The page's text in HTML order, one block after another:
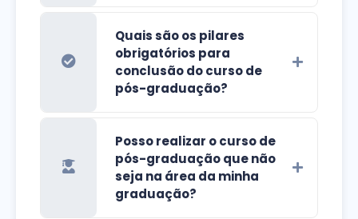
Quais são os pilares
obrigatórios para
conclusão do curso de
pós-graduação?
Posso realizar o curso de
pós-graduação que não
seja na área da minha
graduação?